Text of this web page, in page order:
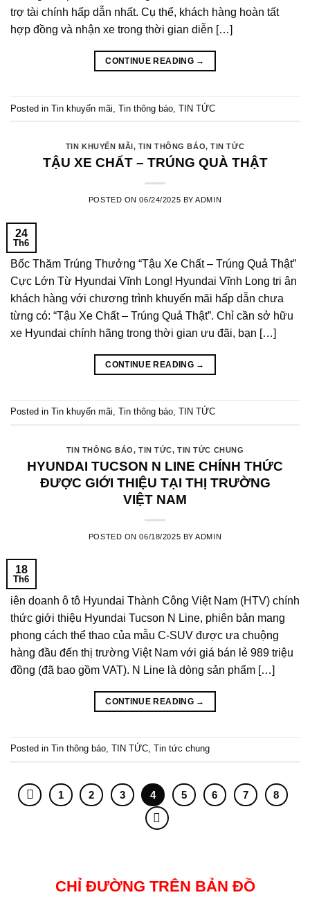
trợ tài chính hấp dẫn nhất. Cụ thể, khách hàng hoàn tất
hợp đồng và nhận xe trong thời gian diễn […]
CONTINUE READING →
Posted in Tin khuyến mãi Tin thông báo TIN TỨC
TIN KHUYẾN MÃI , TIN THÔNG BÁO,TIN TỨC
TẬU XE CHẤT – TRÚNG QUÀ THẬT
POSTED ON06/24/2025 BYADMIN
24
Th6
Bốc Thăm Trúng Thưởng “Tậu Xe Chất – Trúng Quả Thật”
Cực Lớn Từ Hyundai Vĩnh Long! Hyundai Vĩnh Long tri ân
khách hàng với chương trình khuyến mãi hấp dẫn chưa
từng có: “Tậu Xe Chất – Trúng Quả Thật”. Chỉ cần sở hữu
xe Hyundai chính hãng trong thời gian ưu đãi, bạn […]
CONTINUE READING →
Posted in Tin khuyến mãi, Tin thông báo, TIN TỨC
TIN THÔNG BÁO,TIN TỨC,TIN TỨC CHUNG
HYUNDAI TUCSON N LINE CHÍNH THỨC
ĐƯỢC GIỚI THIỆU TẠI THỊ TRƯỜNG
VIỆT NAM
POSTED ON06/18/2025 BYADMIN
18
Th6
iên doanh ô tô Hyundai Thành Công Việt Nam (HTV) chính
thức giới thiệu Hyundai Tucson N Line, phiên bản mang
phong cách thể thao của mẫu C-SUV được ưa chuộng
hàng đầu đến thị trường Việt Nam với giá bán lẻ 989 triệu
đồng (đã bao gồm VAT). N Line là dòng sản phẩm […]
CONTINUE READING →
Posted in Tin thông báo TIN TỨC Tin tức chung
1 2 3 4 5 6 7 8
CHỈ ĐƯỜNG TRÊN BẢN ĐỒ